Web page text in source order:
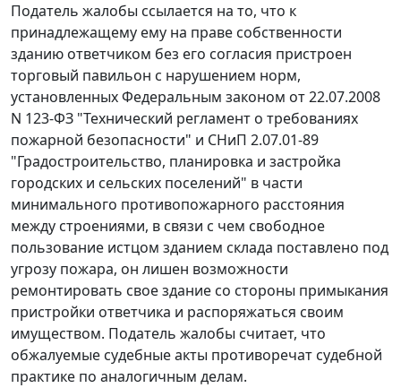
Податель жалобы ссылается на то, что к
принадлежащему ему на праве собственности
зданию ответчиком без его согласия пристроен
торговый павильон с нарушением норм,
установленныхФедеральным законом от 22.07.2008
N 123-ФЗ "Технический регламент о требованиях
пожарной безопасности" и СНиП 2.07.01-89
"Градостроительство, планировка и застройка
городских и сельских поселений" в части
минимального противопожарного расстояния
между строениями, в связи с чем свободное
пользование истцом зданием склада поставлено под
угрозу пожара, он лишен возможности
ремонтировать свое здание со стороны примыкания
пристройки ответчика и распоряжаться своим
имуществом. Податель жалобы считает, что
обжалуемые судебные акты противоречат судебной
практике по аналогичным делам.